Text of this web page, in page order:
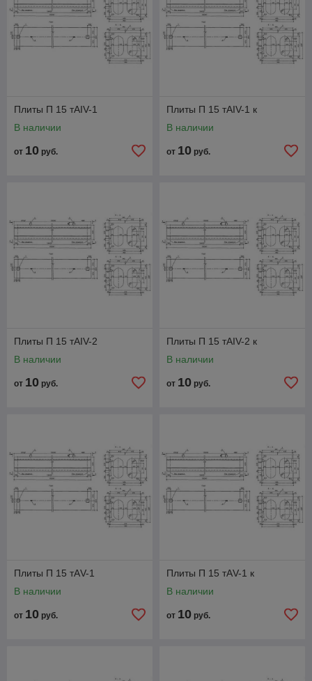
Плиты П 15 тАIV-1
В наличии
от 10 руб.
Плиты П 15 тАIV-1 к
В наличии
от 10 руб.
Плиты П 15 тАIV-2
В наличии
от 10 руб.
Плиты П 15 тАIV-2 к
В наличии
от 10 руб.
Плиты П 15 тАV-1
В наличии
от 10 руб.
Плиты П 15 тАV-1 к
В наличии
от 10 руб.